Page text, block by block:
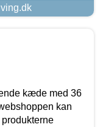
kæde med 36
kan